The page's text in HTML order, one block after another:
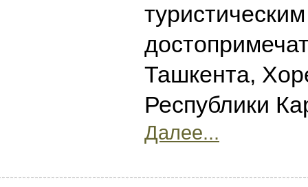
Ташкента,
Республики
Далее...